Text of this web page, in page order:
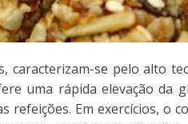
caracterizam-se pelo alto
uma rápida elevação da
refeições. Em exercícios, o